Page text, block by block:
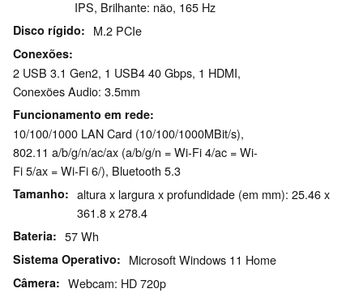
IPS, Brilhante: não, 165 Hz
Disco rígido M.2 PCIe
Conexões
2 USB 3.1 Gen2, 1 USB4 40 Gbps, 1 HDMI,
Conexões Audio: 3.5mm
Funcionamento em rede
10/100/1000 LAN Card (10/100/1000MBit/s),
802.11 a/b/g/n/ac/ax (a/b/g/n = Wi-Fi 4/ac = Wi-
Fi 5/ax = Wi-Fi 6/), Bluetooth 5.3
Tamanho
altura x largura x profundidade (em mm): 25.46 x
361.8 x 278.4
Bateria 57 Wh
Sistema Operativo Microsoft Windows 11 Home
Câmera Webcam: HD 720p